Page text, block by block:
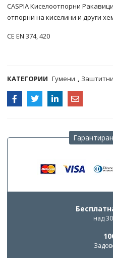
CASPIA Киселоотпорни
отпорни на киселини и други
CE EN 374, 420
КАТЕГОРИИ Гумени ,
над